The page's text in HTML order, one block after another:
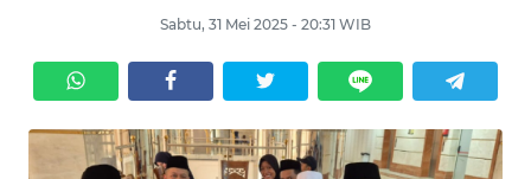
Sabtu, 31 Mei 2025 - 20:31 WIB
SERBA-
SERBI